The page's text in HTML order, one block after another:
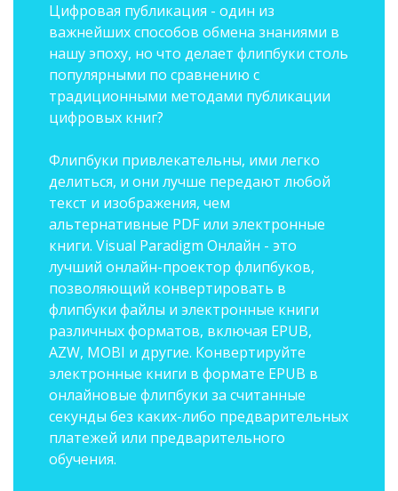
Цифровая публикация - один из
важнейших способов обмена знаниями в
нашу эпоху, но что делает флипбуки столь
популярными по сравнению с
традиционными методами публикации
цифровых книг?
Флипбуки привлекательны, ими легко
делиться, и они лучше передают любой
текст и изображения, чем
альтернативные PDF или электронные
книги. Visual Paradigm Онлайн - это
лучший онлайн-проектор флипбуков,
позволяющий конвертировать в
флипбуки файлы и электронные книги
различных форматов, включая EPUB,
AZW, MOBI и другие. Конвертируйте
электронные книги в формате EPUB в
онлайновые флипбуки за считанные
секунды без каких-либо предварительных
платежей или предварительного
обучения.